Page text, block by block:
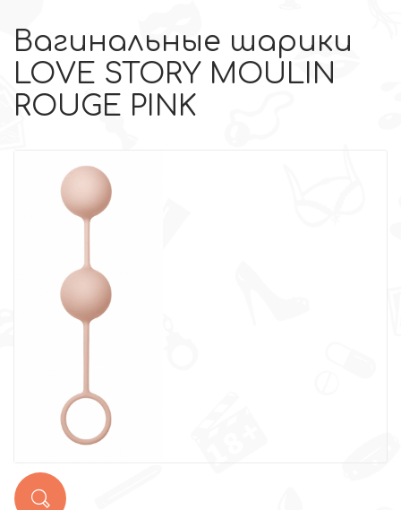
Вагинальные шарики
LOVE STORY MOULIN
ROUGE PINK